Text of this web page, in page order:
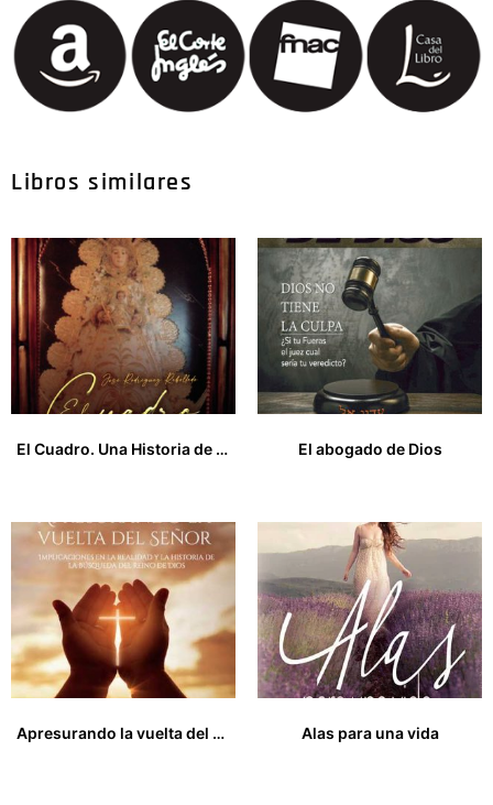
Libros similares
El Cuadro. Una Historia de Amor
El abogado de Dios
Apresurando la vuelta del Señor. Implicaciones en la realidad y la historia de la búsqueda del reino de Dios
Alas para una vida